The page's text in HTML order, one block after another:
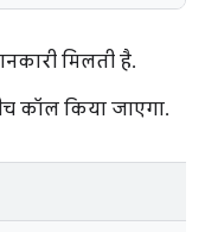
मिलती है.
कॉल किया जाएगा.